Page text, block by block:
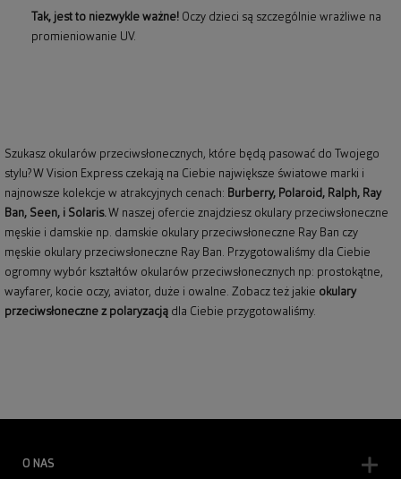
Tak, jest to niezwykle ważne! Oczy dzieci są szczególnie wrażliwe na
promieniowanie UV.
Szukasz okularów przeciwsłonecznych, które będą pasować do Twojego
stylu? W Vision Express czekają na Ciebie największe światowe marki i
najnowsze kolekcje w atrakcyjnych cenach: Burberry, Polaroid , Ralph, Ray
Ban, Seen, i Solaris.W naszej ofercie znajdziesz okulary przeciwsłoneczne
męskie i damskie np. damskie okulary przeciwsłoneczne Ray Ban czy
męskie okulary przeciwsłoneczne Ray Ban. Przygotowaliśmy dla Ciebie
ogromny wybór kształtów okularów przeciwsłonecznych np: prostokątne,
wayfarer, kocie oczy, aviator, duże i owalne. Zobacz też jakie okulary
przeciwsłoneczne z polaryzacją dla Ciebie przygotowaliśmy.
O NAS